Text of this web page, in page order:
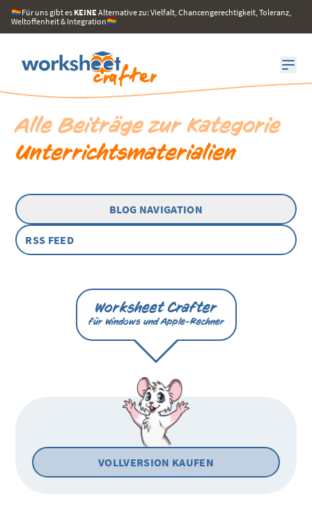
🏳️‍🌈Für uns gibt es KEINE Alternative zu: Vielfalt, Chancengerechtigkeit, Toleranz,
Weltoffenheit & Integration🏳️‍🌈
Alle Beiträge zur Kategorie
Unterrichtsmaterialien
BLOG NAVIGATION
RSS FEED
Worksheet Crafter
für Windows und Apple-Rechner
VOLLVERSION KAUFEN